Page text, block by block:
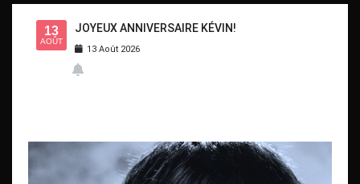
13
AOÛT
JOYEUX ANNIVERSAIRE KÉVIN!
13 Août 2026